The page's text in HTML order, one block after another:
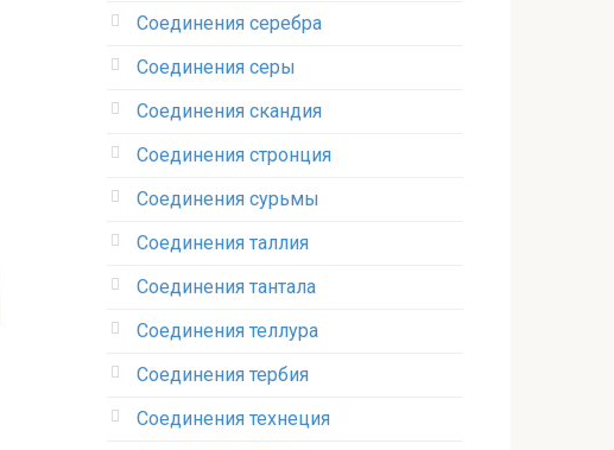
Соединения серебра‎
Соединения серы‎
Соединения скандия
Соединения стронция‎
Соединения сурьмы
Соединения таллия‎
Соединения тантала‎
Соединения теллура‎
Соединения тербия‎
Соединения технеция‎